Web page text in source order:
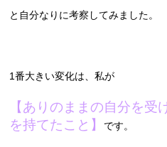
と自分なりに考察してみました。
1番大きい変化は、私が
【ありのままの自分を
を持てたこと】
です。